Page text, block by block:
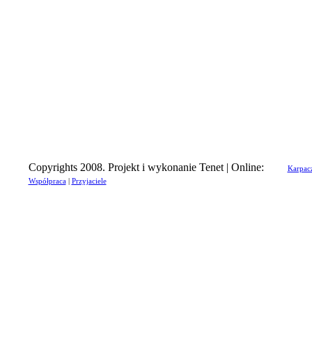
Copyrights 2008. Projekt i wykonanie Tenet | Online:
Współpraca| Przyjaciele